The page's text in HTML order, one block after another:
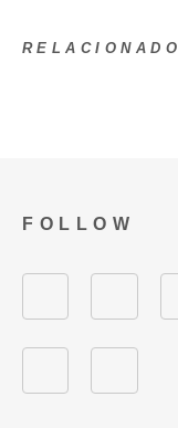
RELACIONADO
FOLLOW